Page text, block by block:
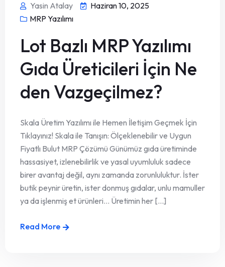
Yasin Atalay
Haziran 10, 2025
MRP Yazılımı
Lot Bazlı MRP Yazılımı
Gıda Üreticileri İçin Ne
den Vazgeçilmez?
Skala Üretim Yazılımı ile Hemen İletişim Geçmek İçin
Tıklayınız! Skala ile Tanışın: Ölçeklenebilir ve Uygun
Fiyatlı Bulut MRP Çözümü Günümüz gıda üretiminde
hassasiyet, izlenebilirlik ve yasal uyumluluk sadece
birer avantaj değil, aynı zamanda zorunluluktur. İster
butik peynir üretin, ister donmuş gıdalar, unlu mamuller
ya da işlenmiş et ürünleri… Üretimin her [...]
Read More